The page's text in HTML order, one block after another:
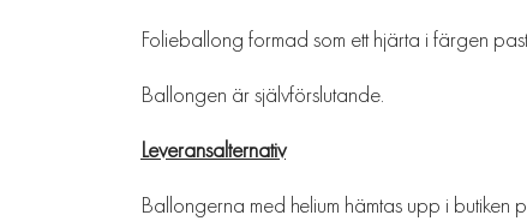
Folieballong formad som ett hjärta i färgen
Ballongen är självförslutande.
Leveransalternativ
Ballongerna med helium hämtas upp i